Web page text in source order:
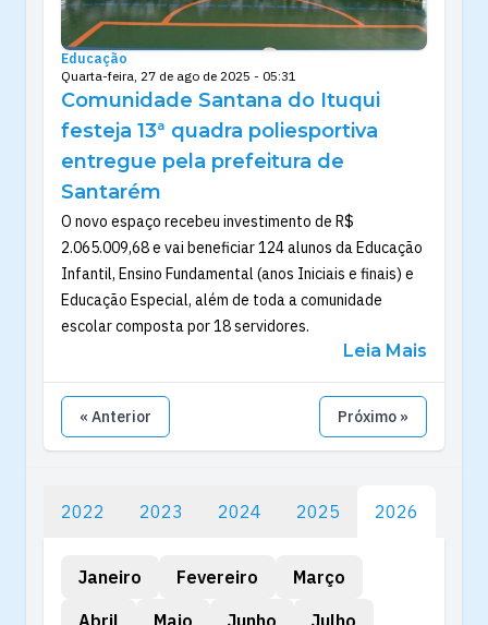
Educação
Quarta-feira, 27 de ago de 2025 - 05:31
Comunidade Santana do Ituqui
festeja 13ª quadra poliesportiva
entregue pela prefeitura de
Santarém
O novo espaço recebeu investimento de R$
2.065.009,68 e vai beneficiar 124 alunos da Educação
Infantil, Ensino Fundamental (anos Iniciais e finais) e
Educação Especial, além de toda a comunidade
escolar composta por 18 servidores.
Leia Mais
« Anterior Próximo »
2022 2023 2024 2025 2026
Janeiro Fevereiro
Março
Abril
Maio Junho Julho